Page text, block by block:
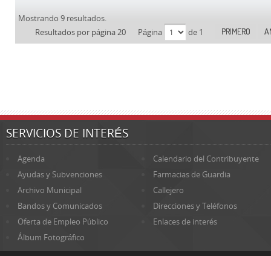
Mostrando 9 resultados.
Resultados por página 20
Página de 1 PRIMERO
SERVICIOS DE INTERÉS
Agenda
Calendario del Contribuyente
Ayudas y Subvenciones
Farmacias de Guardia
Archivo Municipal
Callejero
Bandos y Comunicados
Direcciones y Teléfonos
Oferta de Empleo Público
Enlaces de interés
Álbum Fotográfico